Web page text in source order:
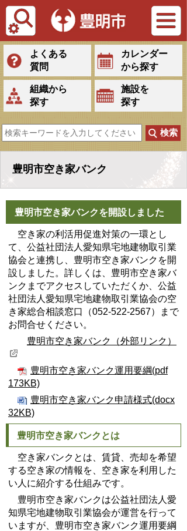
Tiếng Việt
よくある
質問
カレンダー
から探す
組織から
探す
施設を
探す
豊明市空き家バンク
豊明市空き家バンクを開設しました
空き家の利活用促進対策の一環とし
て、公益社団法人愛知県宅地建物取引業
協会と連携し、豊明市空き家バンクを開
設しました。詳しくは、豊明市空き家バ
ンクまでアクセスしていただくか、公益
社団法人愛知県宅地建物取引業協会の空
き家総合相談窓口（052-522-2567）まで
お問合せください。
豊明市空き家バンク（外部リンク）
豊明市空き家バンク運用要綱(pdf
173KB)
豊明市空き家バンク申請様式(docx
32KB)
豊明市空き家バンクとは
空き家バンクとは、賃貸、売却を希望
する空き家の情報を、空き家を利用した
い人に紹介する仕組みです。
豊明市空き家バンクは公益社団法人愛
知県宅地建物取引業協会が運営を行って
いますが、豊明市空き家バンク運用要綱